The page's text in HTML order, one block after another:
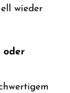
wieder
oder